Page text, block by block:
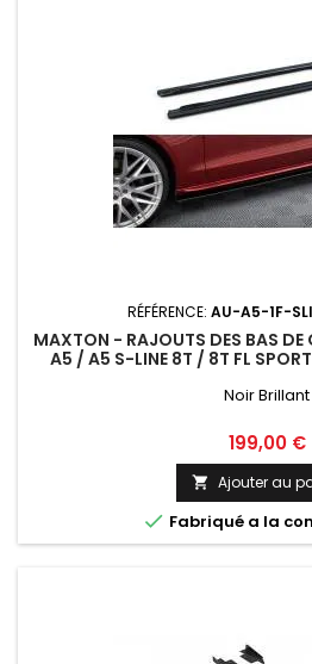
RÉFÉRENCE: AU-A5-1F-
MAXTON - RAJOUTS DES BAS DE
A5 / A5 S-LINE 8T / 8T FL
Noir Brillant
Prix
199,00 €
 Ajouter au
 Fabriqué a la